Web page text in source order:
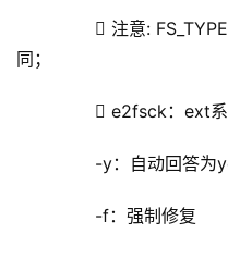
 注意: FS_TYPE
同；
 e2fsck：ext系
-y：自动回答为
-f：强制修复